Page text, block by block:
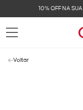
10% OFF NA
Voltar